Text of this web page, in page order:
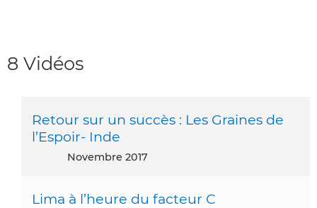
8 Vidéos
Retour sur un succès : Les Graines de
l’Espoir- Inde
novembre 2017
Lima à l’heure du facteur C